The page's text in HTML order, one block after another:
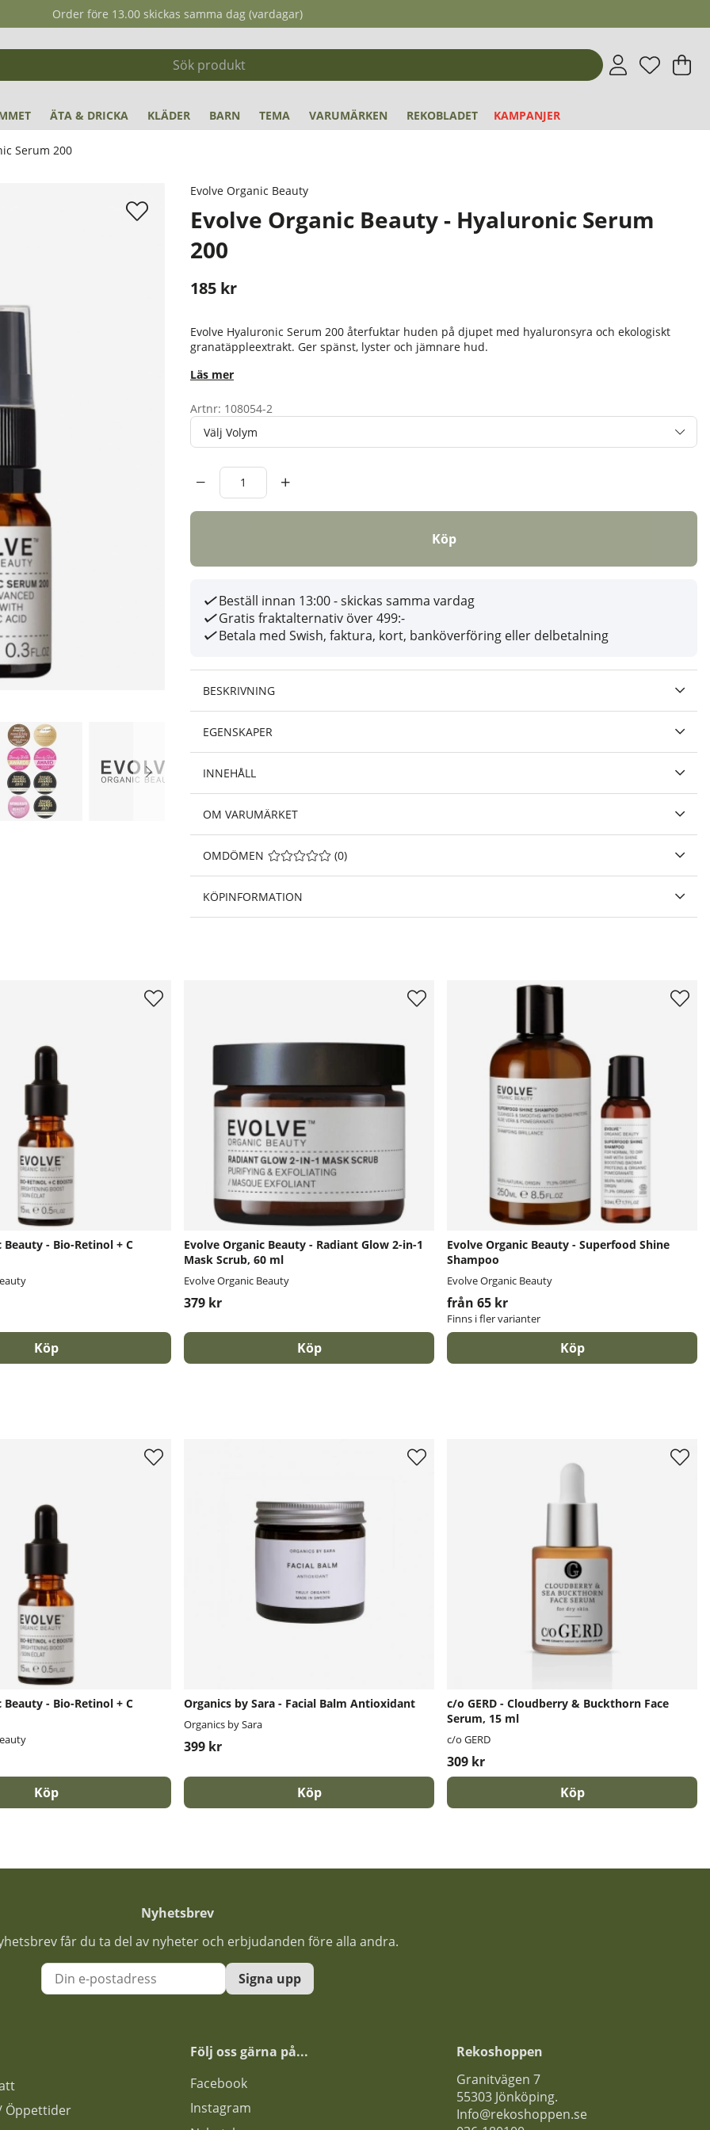
Order före 13.00 skickas samma dag (vardagar)
Antal i
. .
ÄTA & DRICKA KLÄDER BARN TEMA VARUMÄRKEN REKOBLADET KAMPANJER
Serum 200
Evolve Organic Beauty
Evolve Organic Beauty - Hyaluronic Serum
200
185 kr
Evolve Hyaluronic Serum 200 återfuktar huden på djupet med hyaluronsyra och ekologiskt
granatäppleextrakt. Ger spänst, lyster och jämnare hud.
Läs mer
Artnr: 108054-2
Volym
Köp
Beställ innan 13:00 - skickas samma vardag
Gratis fraktalternativ över 499:-
Betala med Swish, faktura, kort, banköverföring eller delbetalning
BESKRIVNING
EGENSKAPER
INNEHÅLL
OM VARUMÄRKET
OMDÖMEN MEDELBETYG 0 AV 5 ANTAL BETYG 0
(0)
KÖPINFORMATION
Beauty - Bio-Retinol + C
Köp
Evolve Organic Beauty - Radiant Glow 2-in-1
Mask Scrub, 60 ml
Evolve Organic Beauty
379 kr
Köp
Evolve Organic Beauty - Superfood Shine
Shampoo
Evolve Organic Beauty
från 65 kr
Finns i fler varianter
Köp
Beauty - Bio-Retinol + C
Köp
Organics by Sara - Facial Balm Antioxidant
Organics by Sara
399 kr
Köp
c/o GERD - Cloudberry & Buckthorn Face
Serum, 15 ml
c/o GERD
309 kr
Köp
Nyhetsbrev
får du ta del av nyheter och erbjudanden före alla andra.
Signa upp
Öppettider
Följ oss gärna på...
Facebook
Instagram
Rekoshoppen
Granitvägen 7
55303 Jönköping.
Info@rekoshoppen.se